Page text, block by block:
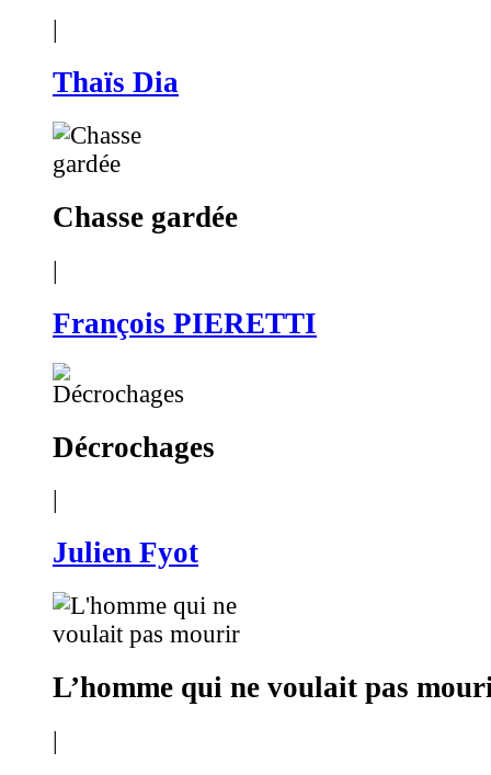
|
Thaïs Dia
Chasse gardée
|
François PIERETTI
Décrochages
Julien Fyot
L’homme qui ne voulait pas
|